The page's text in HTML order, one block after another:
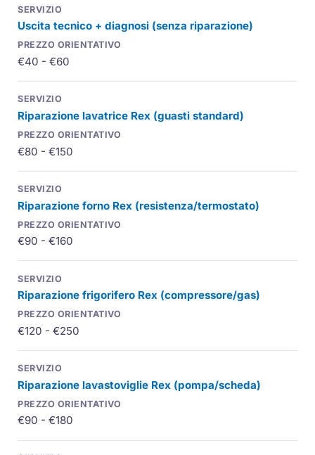
Uscita tecnico + diagnosi (senza riparazione)
€40 - €60
Riparazione lavatrice Rex (guasti standard)
€80 - €150
Riparazione forno Rex (resistenza/termostato)
€90 - €160
Riparazione frigorifero Rex (compressore/gas)
€120 - €250
Riparazione lavastoviglie Rex (pompa/scheda)
€90 - €180